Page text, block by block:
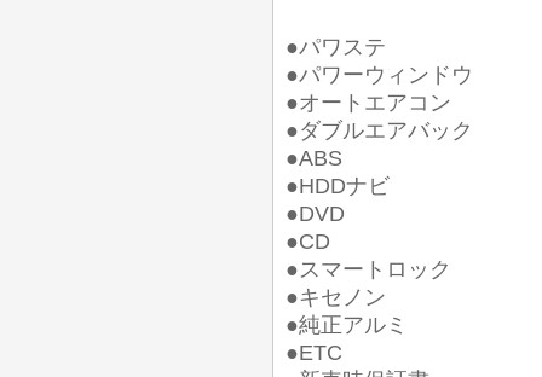
●パワステ
●パワーウィンドウ
●オートエアコン
●ダブルエアバック
●ABS
●HDDナビ
●DVD
●CD
●スマートロック
●キセノン
●純正アルミ
●ETC